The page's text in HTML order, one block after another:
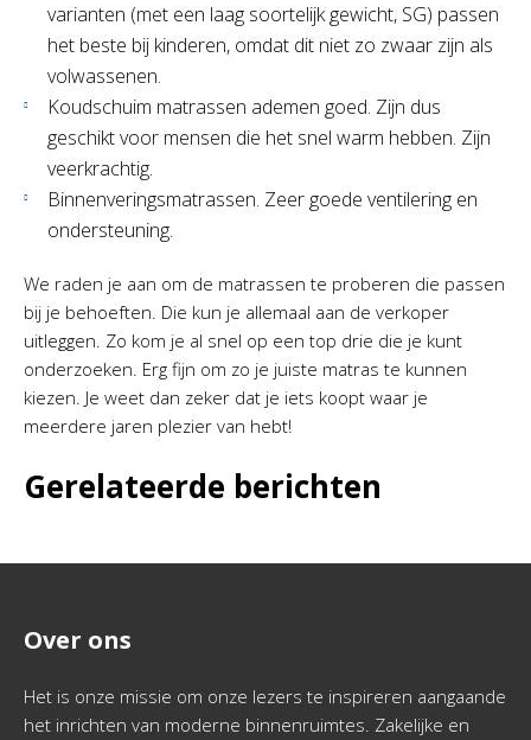
varianten (met een laag soortelijk gewicht, SG) passen
het beste bij kinderen, omdat dit niet zo zwaar zijn als
volwassenen.
Koudschuim matrassen ademen goed. Zijn dus
geschikt voor mensen die het snel warm hebben. Zijn
veerkrachtig.
Binnenveringsmatrassen. Zeer goede ventilering en
ondersteuning.
We raden je aan om de matrassen te proberen die passen
bij je behoeften. Die kun je allemaal aan de verkoper
uitleggen. Zo kom je al snel op een top drie die je kunt
onderzoeken. Erg fijn om zo je juiste matras te kunnen
kiezen. Je weet dan zeker dat je iets koopt waar je
meerdere jaren plezier van hebt!
Gerelateerde berichten
Over ons
Het is onze missie om onze lezers te inspireren aangaande
het inrichten van moderne binnenruimtes. Zakelijke en